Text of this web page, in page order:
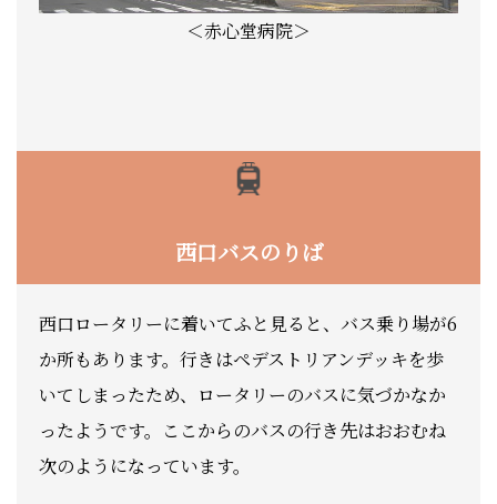
＜赤心堂病院＞
西口バスのりば
西口ロータリーに着いてふと見ると、バス乗り場が6
か所もあります。行きはペデストリアンデッキを歩
いてしまったため、ロータリーのバスに気づかなか
ったようです。ここからのバスの行き先はおおむね
次のようになっています。